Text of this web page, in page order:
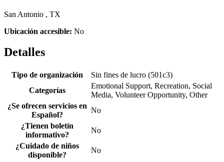
San Antonio , TX
Ubicación accesible: No
Detalles
Tipo de organización
Sin fines de lucro (501c3)
Categorías
Emotional Support, Recreation, Social
Media, Volunteer Opportunity, Other
¿Se ofrecen servicios en
Español?
No
¿Tienen boletín
informativo?
No
¿Cuidado de niños
disponible?
No